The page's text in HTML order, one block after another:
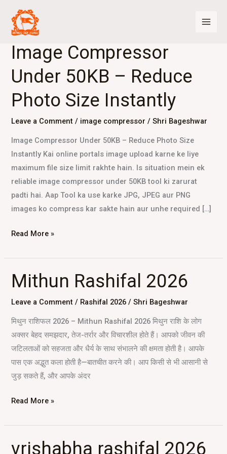
content
Image Compressor
Under 50KB – Reduce
Photo Size Instantly
Leave a Comment / image compressor /Shri Bageshwar
Image Compressor Under 50KB – Reduce Photo Size
Instantly Kai online portals image upload karne ke liye
maximum file size limit rakhte hain. Is situation mein ek
reliable image compressor under 50KB tool ki zarurat
padti hai. Aap Tool ka use karke JPG, JPEG aur PNG
images ko compress kar sakte hain aur unhe required […]
Image
Compressor
Under
–
Size
Instantly
Read More »
Mithun Rashifal 2026
Leave a Comment / Rashifal 2026 /Shri Bageshwar
मिथुन राशिफल 2026 – Mithun Rashifal 2026 मिथुन राशि के लोग
अक्सर बेहद समझदार, तेज-तर्रार और विचारशील होते हैं। आपको जीवन की
जटिलताओं को सहजता और धैर्य के साथ संभालने की क्षमता होती है। आपके
पास एक अद्भुत कला होती है—बातचीत करने की। आप किसी से भी आसानी से
जुड़ सकते हैं, और आपके अंदर
Mithun
Rashifal
2026
Read More »
vrishabha rashifal 2026
vrishabha